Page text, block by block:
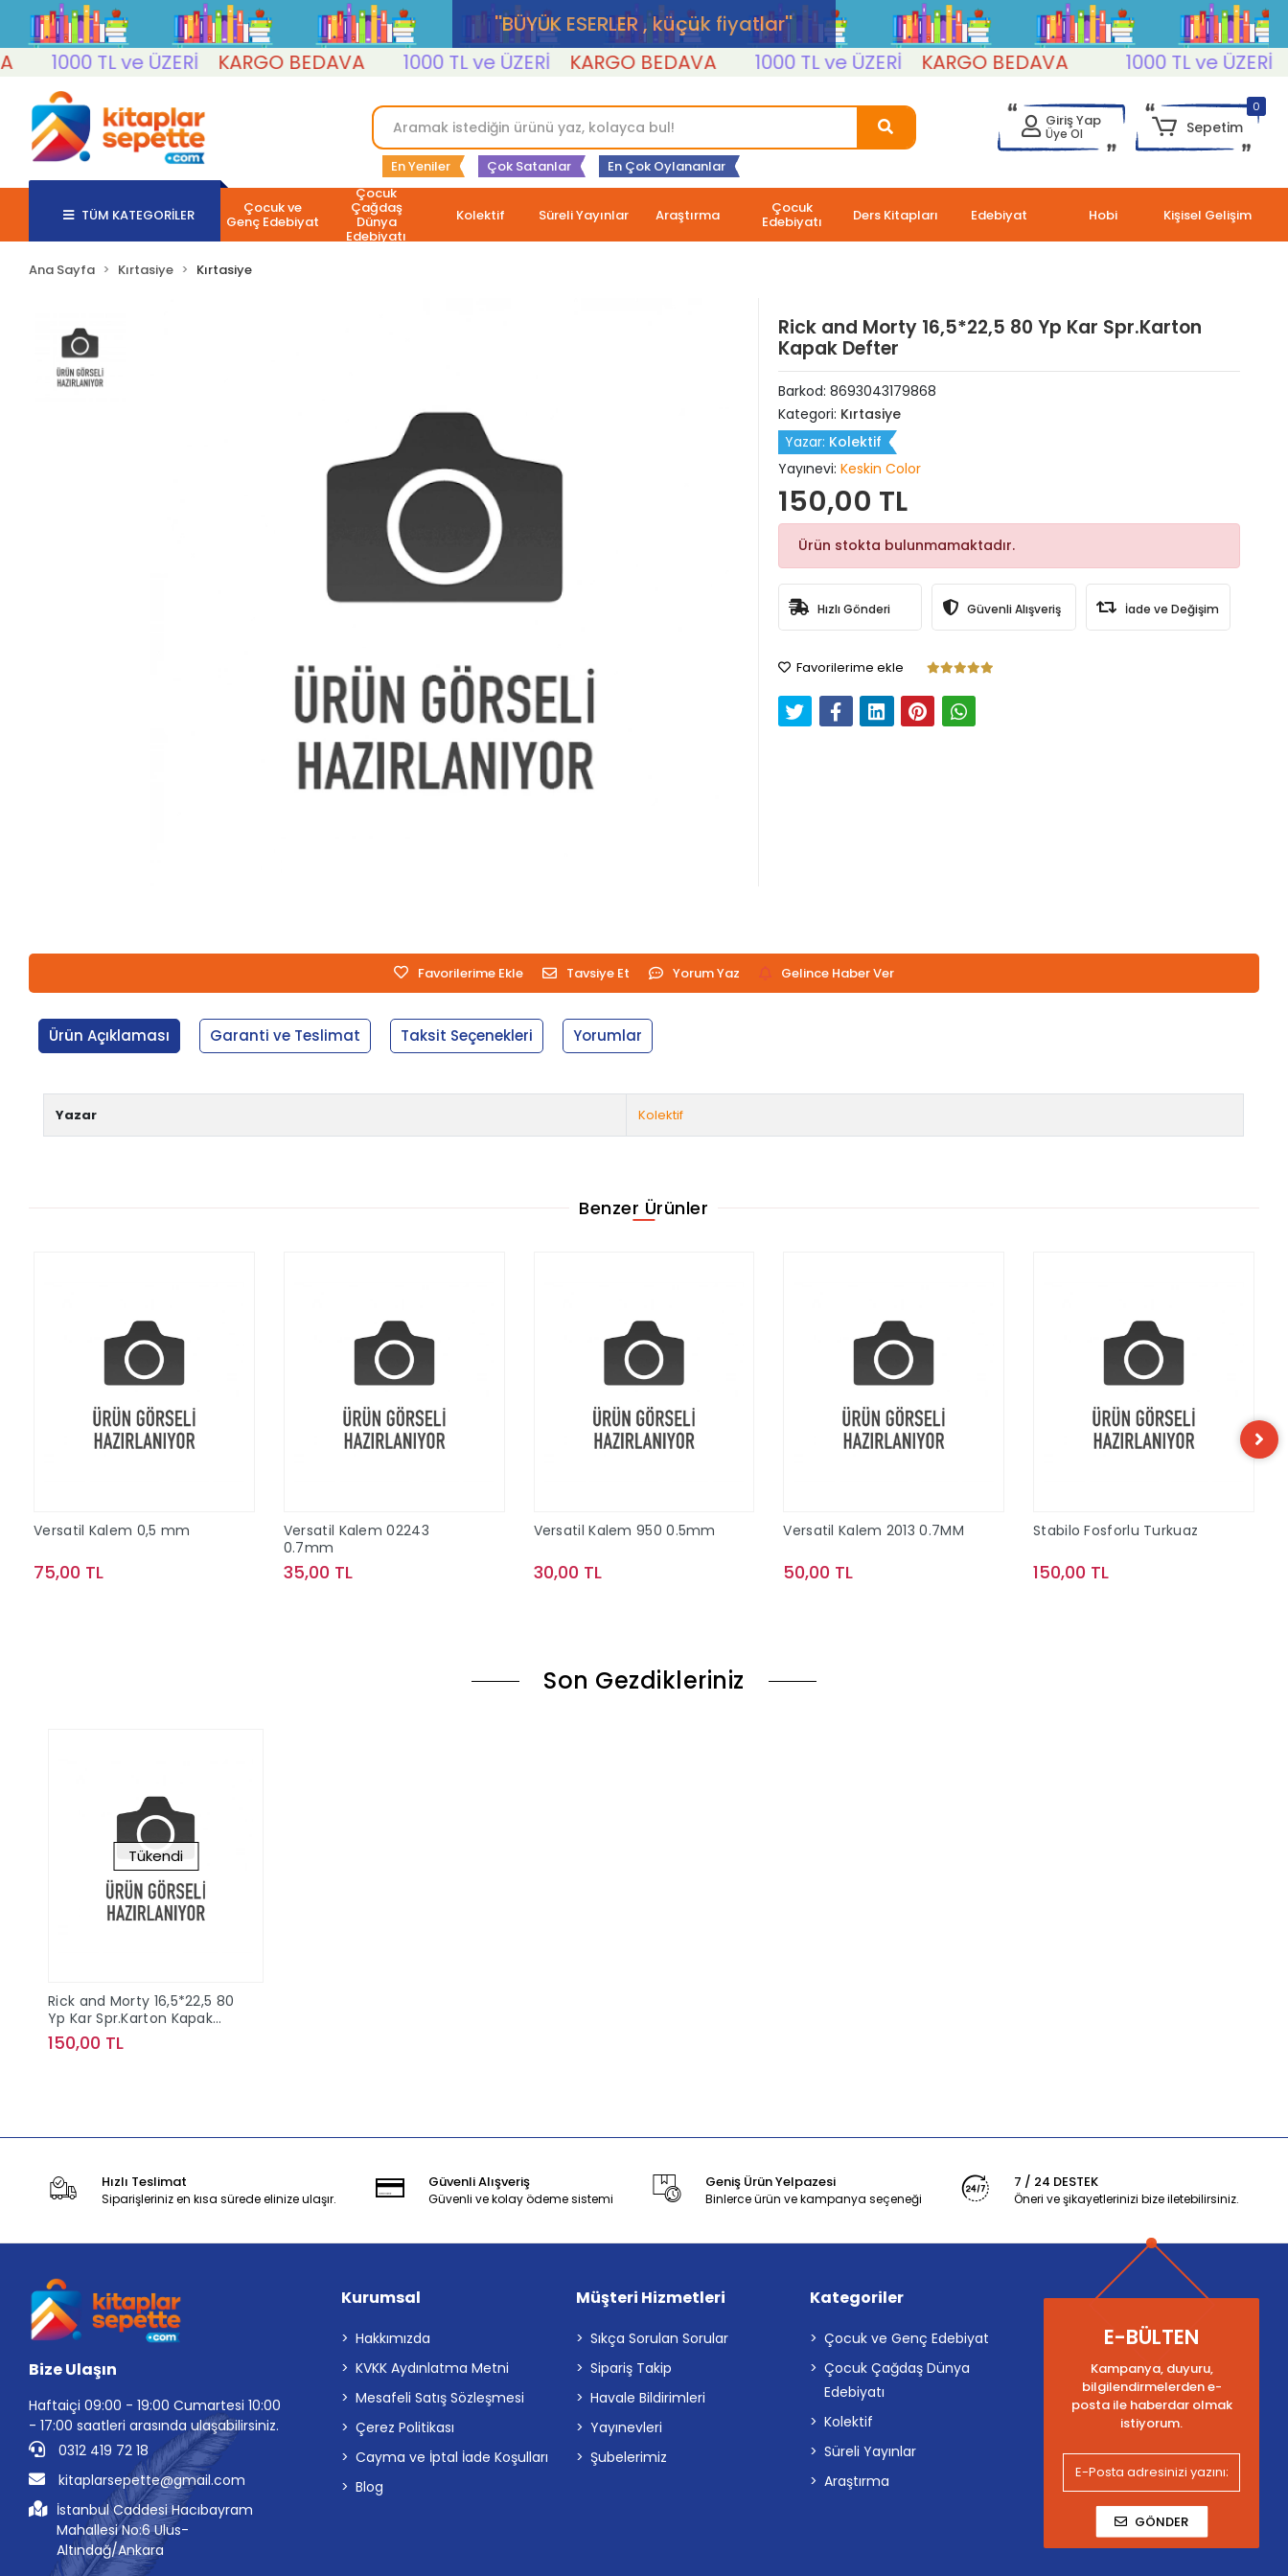
''BÜYÜK ESERLER , küçük fiyatlar''
1000 TL ve ÜZERİ
KARGO BEDAVA 1000 TL ve ÜZERİ KARGO BEDAVA 1000 TL ve ÜZERİ KARGO BEDAVA 1000 TL ve ÜZERİ
En Yeniler Çok Satanlar En Çok Oylananlar
Giriş Yap
Üye Ol
0
Sepetim
TÜM KATEGORİLER Çocuk ve
Genç Edebiyat
Çocuk
Çağdaş
Dünya
Edebiyatı
Kolektif Süreli Yayınlar Araştırma Çocuk
Edebiyatı Ders Kitapları Edebiyat Hobi Kişisel Gelişim
Ana Sayfa Kırtasiye Kırtasiye
Rick and Morty 16,5*22,5 80 Yp Kar Spr.Karton
Kapak Defter
Barkod: 8693043179868
Kategori: Kırtasiye
Yazar: Kolektif
Yayınevi: Keskin Color
150,00 TL
Ürün stokta bulunmamaktadır.
Hızlı Gönderi Güvenli Alışveriş İade ve Değişim
Favorilerime ekle
Favorilerime Ekle Tavsiye Et Yorum Yaz Gelince Haber Ver
Ürün Açıklaması Garanti ve Teslimat Taksit Seçenekleri Yorumlar
Yazar Kolektif
Benzer Ürünler
Versatil Kalem 0,5 mm
75,00 TL
Versatil Kalem 02243
0.7mm
35,00 TL
Versatil Kalem 950 0.5mm
30,00 TL
Versatil Kalem 2013 0.7MM
50,00 TL
Stabilo Fosforlu Turkuaz
150,00 TL
Son Gezdikleriniz
Tükendi
Rick and Morty 16,5*22,5 80
Yp Kar Spr.Karton Kapak
Defter
150,00 TL
Hızlı Teslimat
Siparişleriniz en kısa sürede elinize ulaşır.
Güvenli Alışveriş
Güvenli ve kolay ödeme sistemi
Geniş Ürün Yelpazesi
Binlerce ürün ve kampanya seçeneği
7 / 24 DESTEK
Öneri ve şikayetlerinizi bize iletebilirsiniz.
Bize Ulaşın
Haftaiçi 09:00 - 19:00 Cumartesi 10:00
- 17:00 saatleri arasında ulaşabilirsiniz.
0312 419 72 18
kitaplarsepette@gmail.com
İstanbul Caddesi Hacıbayram
Mahallesi No:6 Ulus-
Altındağ/Ankara
Kurumsal
Hakkımızda
KVKK Aydınlatma Metni
Mesafeli Satış Sözleşmesi
Çerez Politikası
Cayma ve İptal İade Koşulları
Blog
Müşteri Hizmetleri
Sıkça Sorulan Sorular
Sipariş Takip
Havale Bildirimleri
Yayınevleri
Şubelerimiz
Kategoriler
Çocuk ve Genç Edebiyat
Çocuk Çağdaş Dünya
Edebiyatı
Kolektif
Süreli Yayınlar
Araştırma
E-BÜLTEN
Kampanya, duyuru,
bilgilendirmelerden e-
posta ile haberdar olmak
istiyorum.
GÖNDER